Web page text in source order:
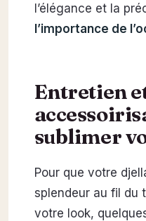
l’élégance et la
l’importance de
Entretien
sublimer
Pour que votre
splendeur au fil du
votre look,